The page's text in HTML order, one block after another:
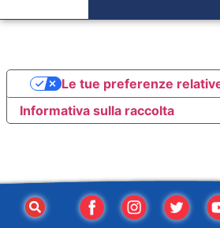
Informativa sulla raccolta
Le tue preferenze